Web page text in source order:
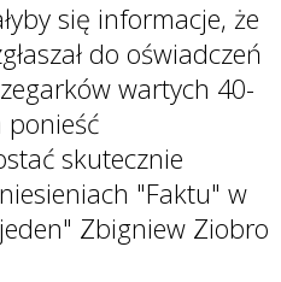
się informacje, że
do oświadczeń
wartych 40-
ponieść
skutecznie
"Faktu" w
Zbigniew Ziobro